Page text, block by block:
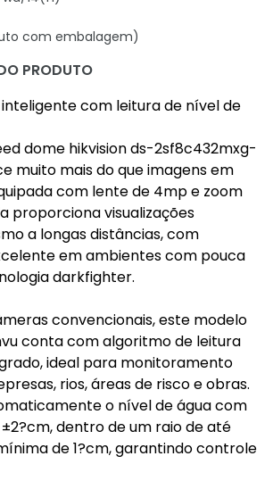
com embalagem)
PRODUTO
com leitura de nível de
dome hikvision ds-2sf8c432mxg-
muito mais do que imagens em
com lente de 4mp e zoom
proporciona visualizações
a longas distâncias, com
em ambientes com pouca
darkfighter.
convencionais, este modelo
conta com algoritmo de leitura
ideal para monitoramento
rios, áreas de risco e obras.
o nível de água com
dentro de um raio de até
de 1?cm, garantindo controle